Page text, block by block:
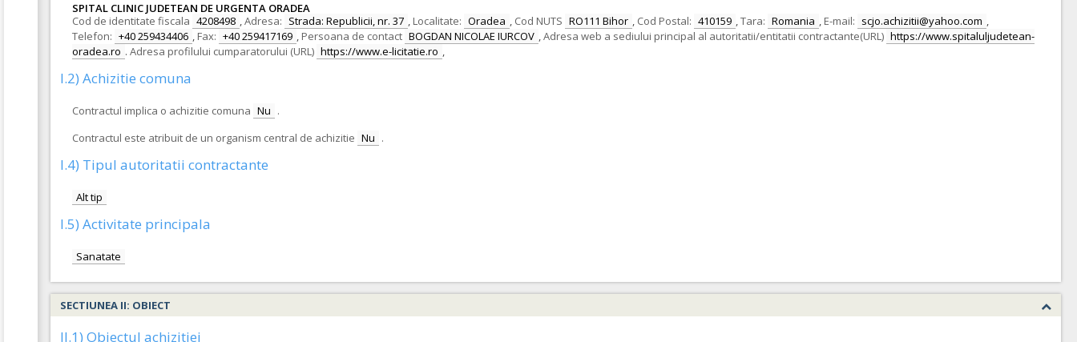
SPITAL CLINIC JUDETEAN DE URGENTA ORADEA
Cod de identitate fiscala 4208498 ,Adresa: Strada: Republicii, nr. 37 , Localitate: Oradea , Cod NUTS RO111 Bihor , Cod Postal: 410159 ,Tara: Romania , E-mail: scjo.achizitii@yahoo.com ,
Telefon: +40 259434406 , Fax: +40 259417169 , Persoana de contact BOGDAN NICOLAE IURCOV ,Adresa web a sediului principal al autoritatii/entitatii contractante(URL) https://www.spitaluljudetean-
oradea.ro . Adresa profilului cumparatorului (URL) https://www.e-licitatie.ro ,
I.2) Achizitie comuna
Contractul implica o achizitie comuna Nu .
Contractul este atribuit de un organism central de achizitie Nu .
I.4) Tipul autoritatii contractante
Alt tip
I.5) Activitate principala
Sanatate
SECTIUNEA II: OBIECT
II.1) Obiectul achizitiei